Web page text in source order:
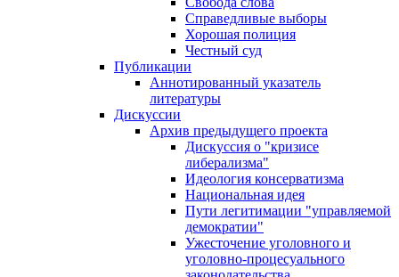
Справедливые выборы
Хорошая полиция
Честный суд
Публикации
Аннотированный указатель
литературы
Дискуссии
Архив предыдущего проекта
Дискуссия о "кризисе
либерализма"
Идеология консерватизма
Национальная идея
Пути легитимации "управляемой
демократии"
Ужесточение уголовного и
уголовно-процесуального